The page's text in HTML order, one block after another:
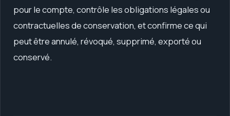
pour le compte, contrôle les obligations légales ou
contractuelles de conservation, et confirme ce qui
peut être annulé, révoqué, supprimé, exporté ou
conservé.